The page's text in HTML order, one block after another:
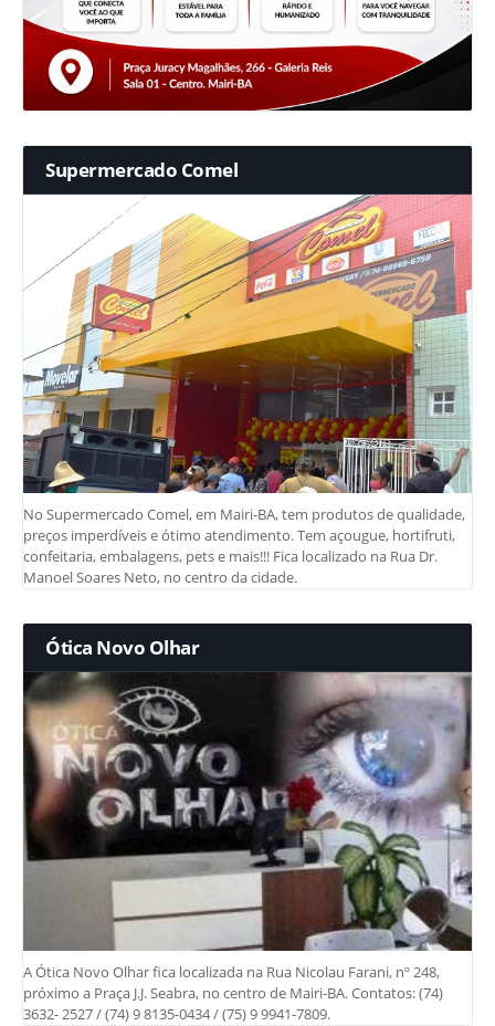
Supermercado Comel
No Supermercado Comel, em Mairi-BA, tem produtos de qualidade,
preços imperdíveis e ótimo atendimento. Tem açougue, hortifruti,
confeitaria, embalagens, pets e mais!!! Fica localizado na Rua Dr.
Manoel Soares Neto, no centro da cidade.
Ótica Novo Olhar
A Ótica Novo Olhar fica localizada na Rua Nicolau Farani, nº 248,
próximo a Praça J.J. Seabra, no centro de Mairi-BA. Contatos: (74)
3632- 2527 / (74) 9 8135-0434 / (75) 9 9941-7809.